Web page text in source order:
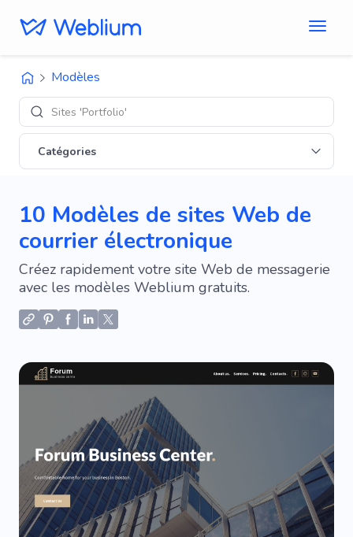
Modèles
De
Catégories
10 Modèles de sites Web de
courrier électronique
Créez rapidement votre site Web de messagerie
avec les modèles Weblium gratuits.